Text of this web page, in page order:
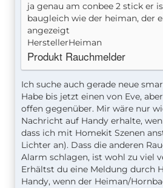
ja genau am conbee 2 stick er
baugleich wie der heiman, der
angezeigt
HerstellerHeiman
Produkt Rauchmelder
Ich suche auch gerade neue
Habe bis jetzt einen von Eve,
offen gegenüber. Mir wäre nur
Nachricht auf Handy erhalte,
dass ich mit Homekit Szenen
Lichter an). Dass die anderen
Alarm schlagen, ist wohl zu viel
Erhältst du eine Meldung durch
Handy, wenn der Heiman/